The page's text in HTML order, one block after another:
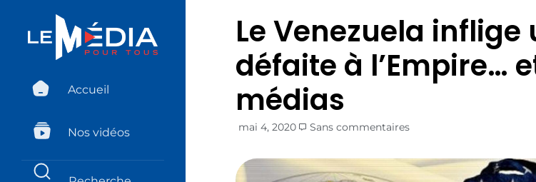
Accueil
Nos vidéos
Le Venezuela
défaite à l’Empire…
médias
mai 4, 2020 Sans commentaires